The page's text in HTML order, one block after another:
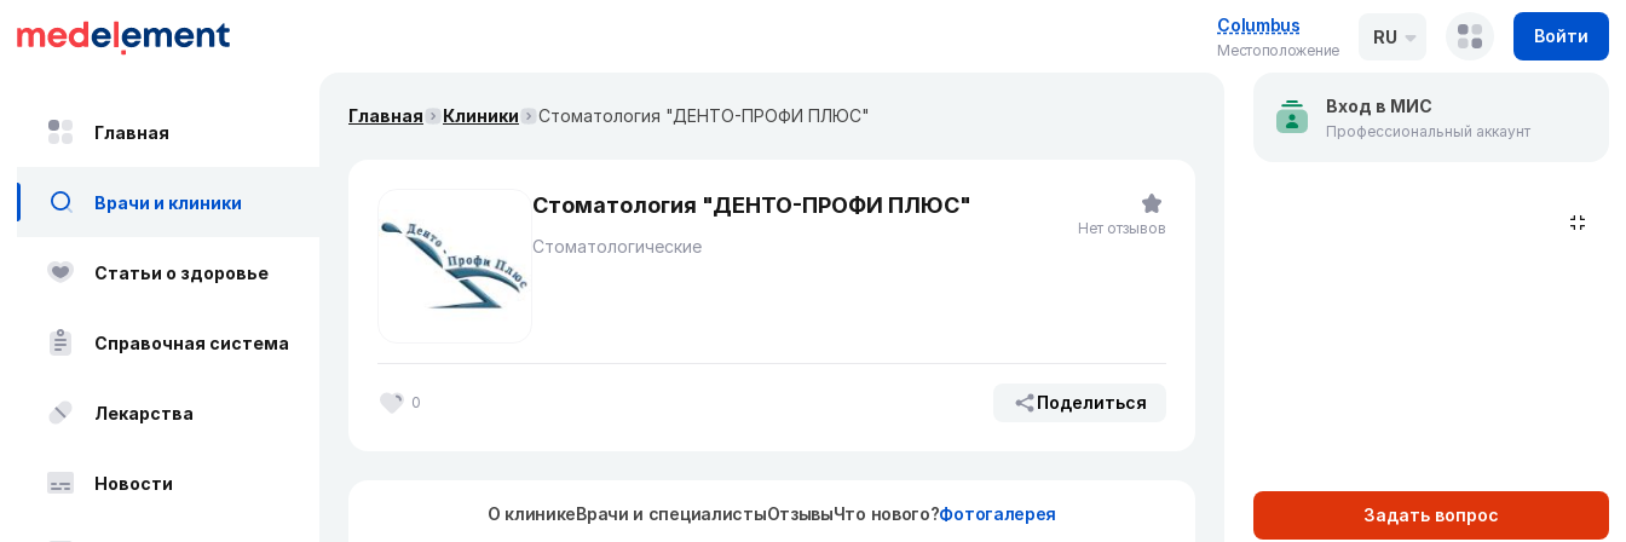
Columbus
Местоположение
RU Войти
Главная
Врачи и клиники
Статьи о здоровье
Справочная система
Лекарства
Новости
Главная Клиники Стоматология "ДЕНТО-ПРОФИ ПЛЮС"
Стоматология "ДЕНТО-ПРОФИ ПЛЮС"
Стоматологические
0 Поделиться
Нет отзывов
О клиникеВрачи и специалистыОтзывыЧто нового?Фотогалерея
Вход в МИС
Профессиональный аккаунт
Задать вопрос